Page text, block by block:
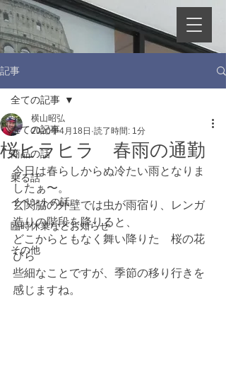
記事
全ての記事
商品の話
乗る話
イベントの話
臨時休業などお知らせ
その他
全ての記事
桜ヒラヒラ 春雨の通勤
横山昭弘
2020年4月18日 読了時間: 1分
今日は春らしからぬ冷たい雨となりま
したぁ〜。
玄関脇の外壁では虫が雨宿り、
レンガ
造りの階段を降りると、
どこからともなく舞い降りた　桜の花
びら
些細なことですが、季節の移り行きを
感じますね。